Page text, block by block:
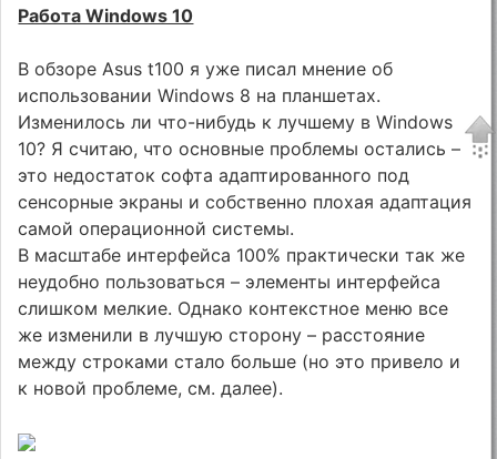
Работа Windows 10
В обзоре Asus t100 я уже писал мнение об
использовании Windows 8 на планшетах.
Изменилось ли что-нибудь к лучшему в Windows
10? Я считаю, что основные проблемы остались –
это недостаток софта адаптированного под
сенсорные экраны и собственно плохая адаптация
самой операционной системы.
В масштабе интерфейса 100% практически так же
неудобно пользоваться – элементы интерфейса
слишком мелкие. Однако контекстное меню все
же изменили в лучшую сторону – расстояние
между строками стало больше (но это привело и
к новой проблеме, см. далее).